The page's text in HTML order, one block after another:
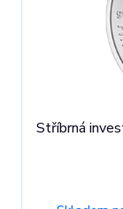
Stříbrná